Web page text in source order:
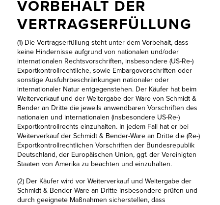
VORBEHALT DER
VERTRAGSERFÜLLUNG
(1) Die Vertragserfüllung steht unter dem Vorbehalt, dass
keine Hindernisse aufgrund von nationalen und/oder
internationalen Rechtsvorschriften, insbesondere (US-Re-)
Exportkontrollrechtliche, sowie Embargovorschriften oder
sonstige Ausfuhrbeschränkungen nationaler oder
internationaler Natur entgegenstehen. Der Käufer hat beim
Weiterverkauf und der Weitergabe der Ware von Schmidt &
Bender an Dritte die jeweils anwendbaren Vorschriften des
nationalen und internationalen (insbesondere US-Re-)
Exportkontrollrechts einzuhalten. In jedem Fall hat er bei
Weiterverkauf der Schmidt & Bender-Ware an Dritte die (Re-)
Exportkontrollrechtlichen Vorschriften der Bundesrepublik
Deutschland, der Europäischen Union, ggf. der Vereinigten
Staaten von Amerika zu beachten und einzuhalten.
(2) Der Käufer wird vor Weiterverkauf und Weitergabe der
Schmidt & Bender-Ware an Dritte insbesondere prüfen und
durch geeignete Maßnahmen sicherstellen, dass